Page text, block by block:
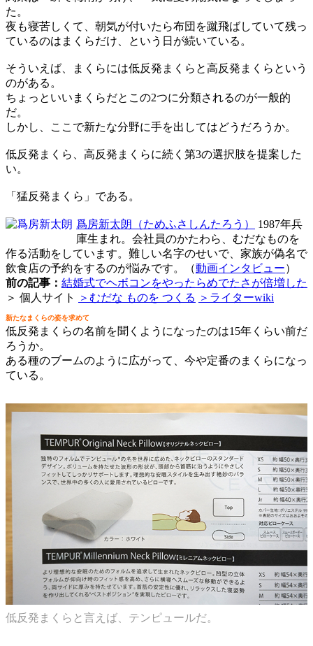
た。
夜も寝苦しくて、朝気が付いたら布団を蹴飛ばしていて残っ
ているのはまくらだけ、という日が続いている。
そういえば、まくらには低反発まくらと高反発まくらという
のがある。
ちょっといいまくらだとこの2つに分類されるのが一般的
だ。
しかし、ここで新たな分野に手を出してはどうだろうか。
低反発まくら、高反発まくらに続く第3の選択肢を提案した
い。
「猛反発まくら」である。
爲房新太朗 （ためふさしんたろう）
1987年兵
庫生まれ。会社員のかたわら、むだなものを
作る活動をしています。難しい名字のせいで、家族が偽名で
飲食店の予約をするのが悩みです。（動画インタビュー）
前の記事： 結婚式でヘボコンをやったらめでたさが倍増した
＞ 個人サイト
＞むだな ものを つくる ＞ライターwiki
新たなまくらの姿を求めて
低反発まくらの名前を聞くようになったのは15年くらい前だ
ろうか。
ある種のブームのように広がって、今や定番のまくらになっ
ている。
低反発まくらと言えば、テンピュールだ。